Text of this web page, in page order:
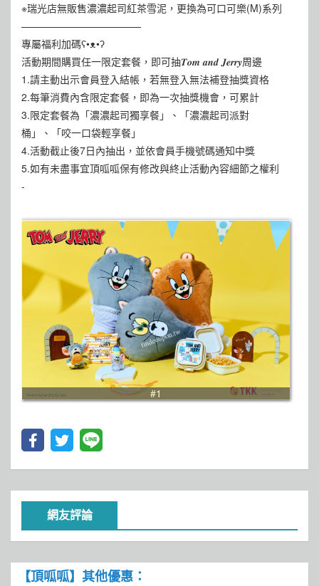
※瑞光店無販售濃濃起司紅茶雪泥，更換為可口可樂(M)系列
————————————
專屬福利加碼ʕ•ᴥ•ʔ
活動期間購買任一限定套餐，即可抽𝑻𝒐𝒎 𝒂𝒏𝒅 𝑱𝒆𝒓𝒓𝒚周邊
1.請主動出示會員登入結帳，若無登入無法補登抽獎資格
2.每筆消費內含限定套餐，即為一次抽獎機會，可累計
3.限定套餐為「濃濃起司獨享餐」、「濃濃起司派對
桶」、「咬一口袋輕享餐」
4.活動截止後7日內抽出，並依會員手機號碼通知中獎
5.如有未盡事宜頂呱呱保有修改與終止活動內容細節之權利
-
#1
網友評論
【頂呱呱】其他優惠：